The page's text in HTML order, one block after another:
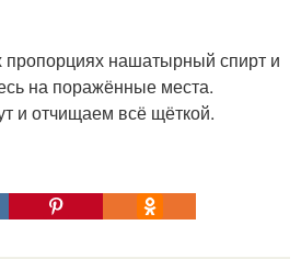
нашатырный спирт и
на поражённые места.
и отчищаем всё щёткой.